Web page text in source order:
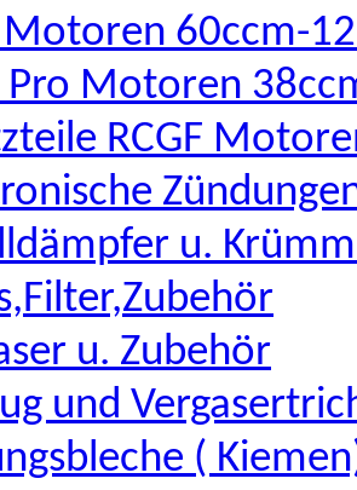
Motoren 60ccm-
Pro Motoren
RCGF
u.
u. Zubehör
und
(